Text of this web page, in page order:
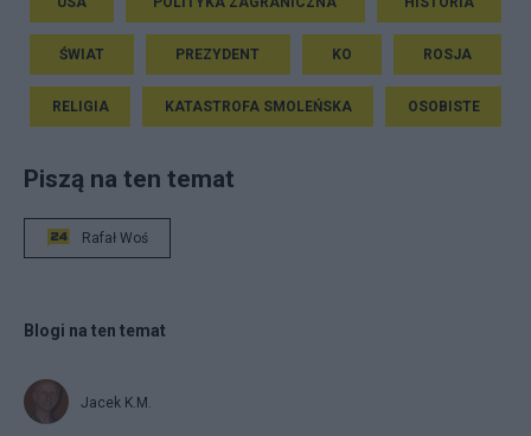
ŚWIAT PREZYDENT KO ROSJA
RELIGIA KATASTROFA SMOLEŃSKA OSOBISTE
Piszą na ten temat
Rafał Woś
Blogi na ten temat
Jacek K.M.